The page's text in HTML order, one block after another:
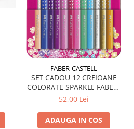
FABER-CASTELL
SET CADOU 12 CREIOANE
COLORATE SPARKLE FABER-
CASTELL
52,00 Lei
ADAUGA IN COS